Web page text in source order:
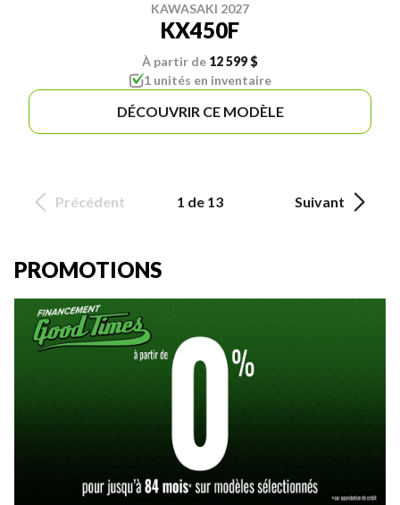
KAWASAKI 2027
KX450F
À partir de 12 599 $
1 unités en inventaire
DÉCOUVRIR CE MODÈLE
Précédent 1 de 13 Suivant
PROMOTIONS